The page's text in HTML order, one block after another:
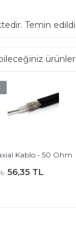
Temin
ürünler
Kablo - 50 Ohm
56,35 TL